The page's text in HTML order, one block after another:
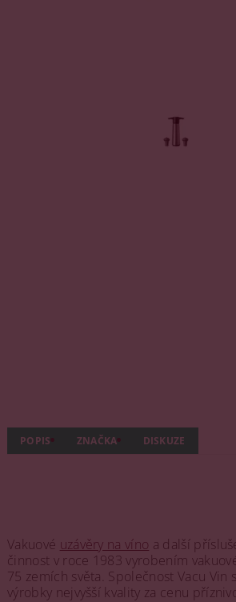
POPIS ZNAČKA DISKUZE
Vakuové uzávěry na víno a další
činnost v roce 1983 vyrobením
75 zemích světa. Společnost Vacu
výrobky nejvyšší kvality za cenu